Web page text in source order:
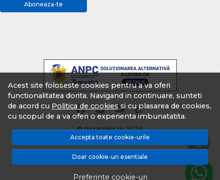
Acest site foloseste cookies pentru a va oferi
functionalitatea dorita. Navigand in continuare, sunteti
de acord cu Politica de cookiessi cu plasarea de cookies,
cu scopul de a va oferi o experienta imbunatatita.
Accepta toate cookie-urile
Doar cookie-uri esentiale
Preferinte cookie-uri
Aboneaza-te
© proangler.ro 2026
Magazin online creat cu MerchantPro